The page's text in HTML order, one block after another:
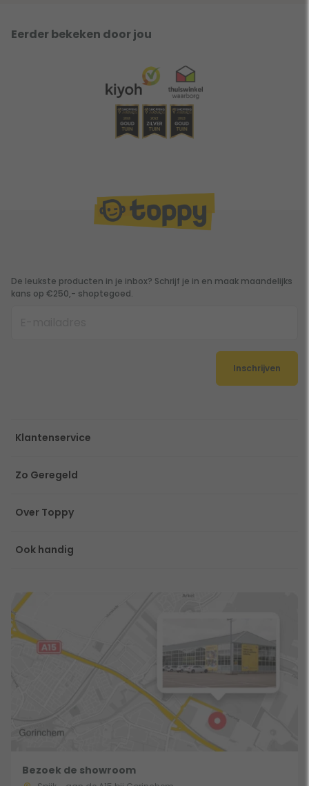
Eerder bekeken door jou
De leukste producten in je inbox? Schrijf je in en maak maandelijks
kans op €250,- shoptegoed.
Inschrijven
Klantenservice
Zo Geregeld
Over Toppy
Ook handig
Bezoek de showroom